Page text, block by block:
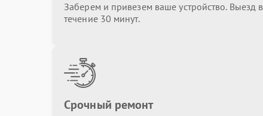
Заберем и привезем ваше устройство. Выезд в
течение 30 минут.
Срочный ремонт